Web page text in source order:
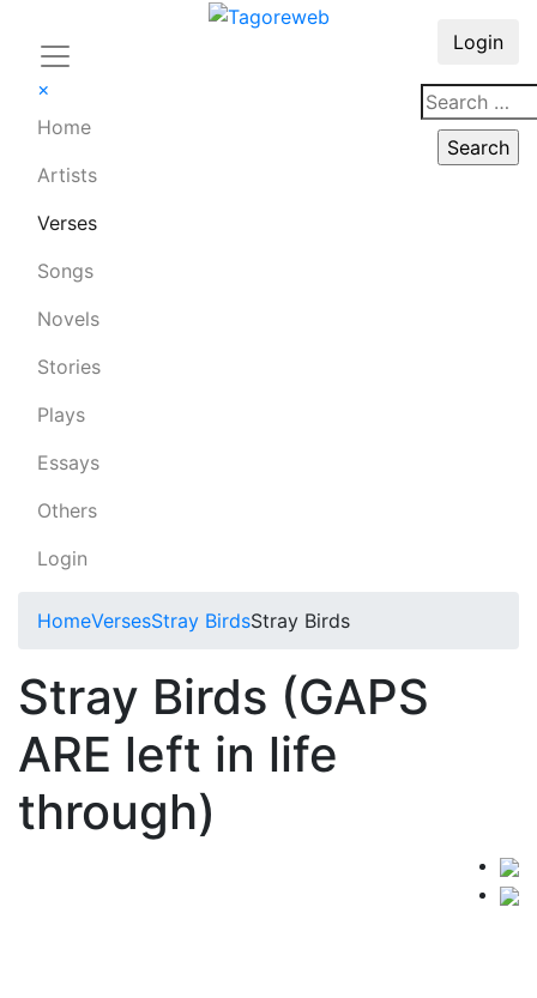
×
Home
Artists
Verses
Songs
Novels
Stories
Plays
Essays
Others
Login
Login
HomeVersesStray BirdsStray Birds
Stray Birds (GAPS
ARE left in life
through)